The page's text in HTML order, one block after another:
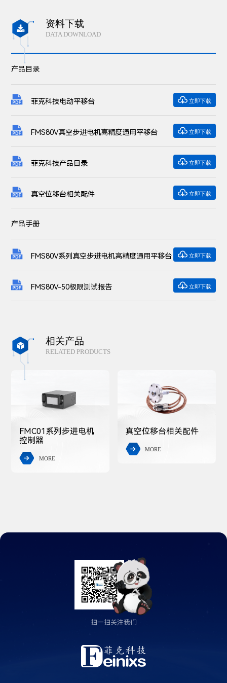
 资料下载
DATA DOWNLOAD
产品目录
菲克科技电动平移台  立即下载
FMS80V真空步进电机高精度通用平移台  立即下载
菲克科技产品目录  立即下载
真空位移台相关配件  立即下载
产品手册
FMS80V系列真空步进电机高精度通用平移台  立即下载
FMS80V-50极限测试报告  立即下载
 相关产品
RELATED PRODUCTS
FMC01系列步进电机
控制器
 MORE
真空位移台相关配件
 MORE
扫一扫关注我们